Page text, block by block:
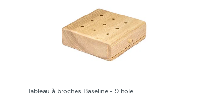
Tableau à broches Baseline - 9 hole